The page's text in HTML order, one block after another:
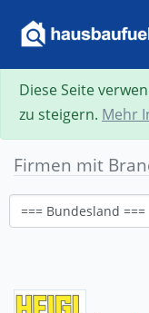
Firmen mit
Diese Seite
zu steigern. Mehr